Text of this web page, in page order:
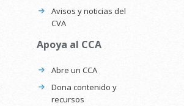
Avisos y noticias del
CVA
Apoya al CCA
Abre un CCA
Dona contenido y
recursos